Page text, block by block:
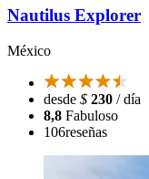
Nautilus Explorer
México
desde $ 230 / día
8,8 Fabuloso
106reseñas